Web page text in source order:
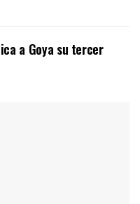
a Goya su tercer